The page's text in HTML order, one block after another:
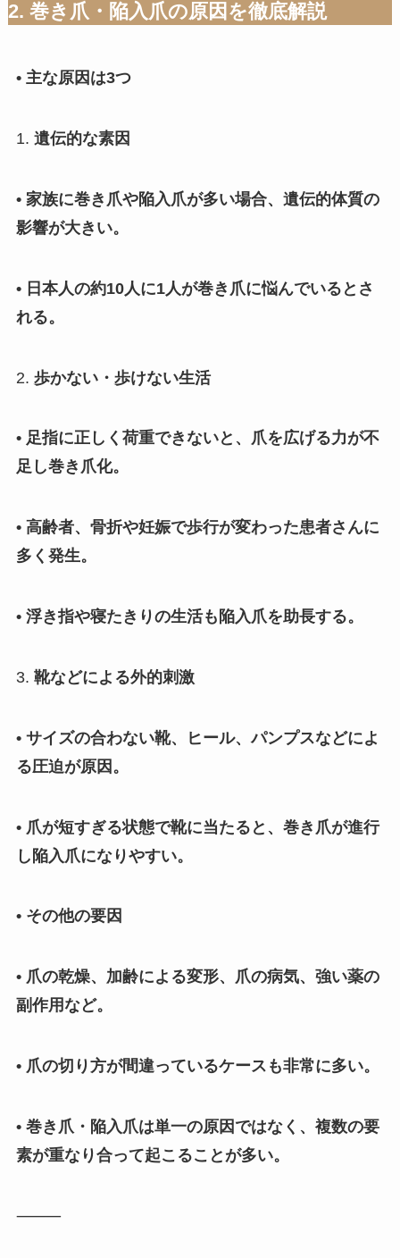
2. 巻き爪・陥入爪の原因を徹底解説
• 主な原因は3つ
1. 遺伝的な素因
• 家族に巻き爪や陥入爪が多い場合、遺伝的体質の
影響が大きい。
• 日本人の約10人に1人が巻き爪に悩んでいるとさ
れる。
2. 歩かない・歩けない生活
• 足指に正しく荷重できないと、爪を広げる力が不
足し巻き爪化。
• 高齢者、骨折や妊娠で歩行が変わった患者さんに
多く発生。
• 浮き指や寝たきりの生活も陥入爪を助長する。
3. 靴などによる外的刺激
• サイズの合わない靴、ヒール、パンプスなどによ
る圧迫が原因。
• 爪が短すぎる状態で靴に当たると、巻き爪が進行
し陥入爪になりやすい。
• その他の要因
• 爪の乾燥、加齢による変形、爪の病気、強い薬の
副作用など。
• 爪の切り方が間違っているケースも非常に多い。
• 巻き爪・陥入爪は単一の原因ではなく、複数の要
素が重なり合って起こることが多い。
⸻